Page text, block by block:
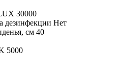
30000
дезинфекции Нет
см 40
5000